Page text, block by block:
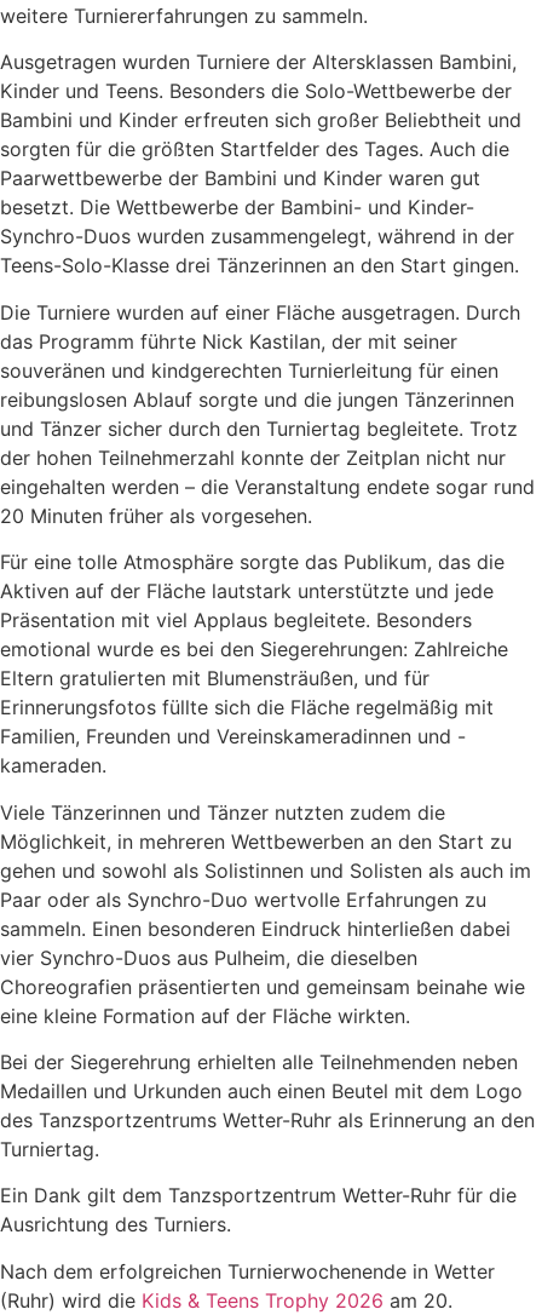
weitere Turniererfahrungen zu sammeln.
Ausgetragen wurden Turniere der Altersklassen Bambini,
Kinder und Teens. Besonders die Solo-Wettbewerbe der
Bambini und Kinder erfreuten sich großer Beliebtheit und
sorgten für die größten Startfelder des Tages. Auch die
Paarwettbewerbe der Bambini und Kinder waren gut
besetzt. Die Wettbewerbe der Bambini- und Kinder-
Synchro-Duos wurden zusammengelegt, während in der
Teens-Solo-Klasse drei Tänzerinnen an den Start gingen.
Die Turniere wurden auf einer Fläche ausgetragen. Durch
das Programm führte Nick Kastilan, der mit seiner
souveränen und kindgerechten Turnierleitung für einen
reibungslosen Ablauf sorgte und die jungen Tänzerinnen
und Tänzer sicher durch den Turniertag begleitete. Trotz
der hohen Teilnehmerzahl konnte der Zeitplan nicht nur
eingehalten werden – die Veranstaltung endete sogar rund
20 Minuten früher als vorgesehen.
Für eine tolle Atmosphäre sorgte das Publikum, das die
Aktiven auf der Fläche lautstark unterstützte und jede
Präsentation mit viel Applaus begleitete. Besonders
emotional wurde es bei den Siegerehrungen: Zahlreiche
Eltern gratulierten mit Blumensträußen, und für
Erinnerungsfotos füllte sich die Fläche regelmäßig mit
Familien, Freunden und Vereinskameradinnen und -
kameraden.
Viele Tänzerinnen und Tänzer nutzten zudem die
Möglichkeit, in mehreren Wettbewerben an den Start zu
gehen und sowohl als Solistinnen und Solisten als auch im
Paar oder als Synchro-Duo wertvolle Erfahrungen zu
sammeln. Einen besonderen Eindruck hinterließen dabei
vier Synchro-Duos aus Pulheim, die dieselben
Choreografien präsentierten und gemeinsam beinahe wie
eine kleine Formation auf der Fläche wirkten.
Bei der Siegerehrung erhielten alle Teilnehmenden neben
Medaillen und Urkunden auch einen Beutel mit dem Logo
des Tanzsportzentrums Wetter-Ruhr als Erinnerung an den
Turniertag.
Ein Dank gilt dem Tanzsportzentrum Wetter-Ruhr für die
Ausrichtung des Turniers.
Nach dem erfolgreichen Turnierwochenende in Wetter
(Ruhr) wird die Kids & Teens Trophy 2026 am 20.